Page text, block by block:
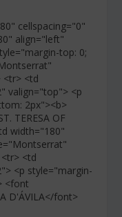
cellspacing="0"
align="left"
top: 0;
<tr> <td
valign="top"> <p
2px"><b>
TERESA OF
width="180"
<td
<p style="margin-
<font
D'ÁVILA</font>